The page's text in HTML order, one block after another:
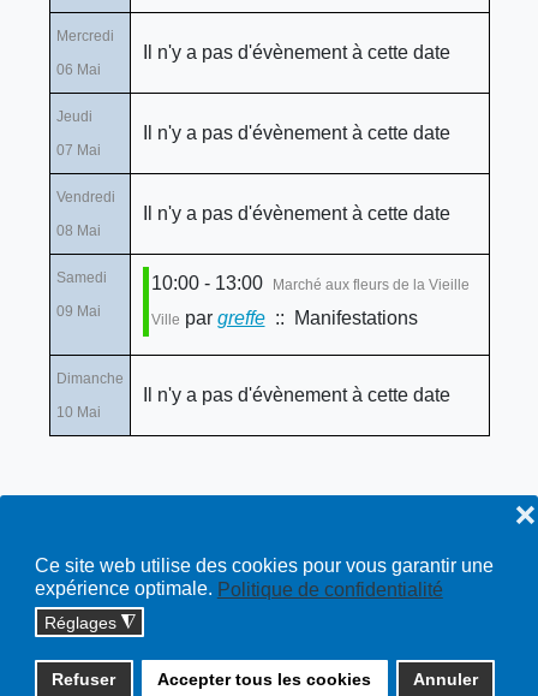
Ce site web utilise des cookies pour vous garantir une
expérience optimale. Politique de confidentialité
Réglages ◮
Refuser Accepter tous les cookies Annuler
❌
Mercredi
06 Mai
Il n'y a pas d'évènement à cette date
Jeudi
07 Mai
Il n'y a pas d'évènement à cette date
Vendredi
08 Mai
Il n'y a pas d'évènement à cette date
Samedi
09 Mai
10:00 - 13:00 Marché aux fleurs de la Vieille
Ville par greffe:: Manifestations
Dimanche
10 Mai
Il n'y a pas d'évènement à cette date
Copyright © 2026 cossonay.ch - tous droits réservés | site :